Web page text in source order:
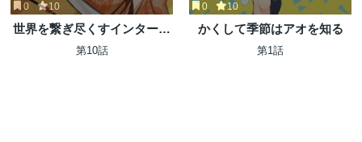
0 10
世界を繋ぎ尽くすインターネ
ット巫女
第10話
0 10
かくして季節はアオを知る
第1話